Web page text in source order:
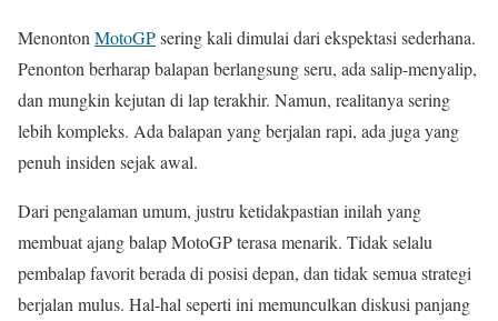
Menonton MotoGPsering kali dimulai dari ekspektasi sederhana.
Penonton berharap balapan berlangsung seru, ada salip-menyalip,
dan mungkin kejutan di lap terakhir. Namun, realitanya sering
lebih kompleks. Ada balapan yang berjalan rapi, ada juga yang
penuh insiden sejak awal.
Dari pengalaman umum, justru ketidakpastian inilah yang
membuat ajang balap MotoGP terasa menarik. Tidak selalu
pembalap favorit berada di posisi depan, dan tidak semua strategi
berjalan mulus. Hal-hal seperti ini memunculkan diskusi panjang